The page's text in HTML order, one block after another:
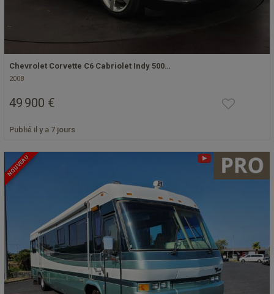
Chevrolet Corvette C6 Cabriolet Indy 500…
2008
49 900 €
Publié il y a 7 jours
NOUVEAU